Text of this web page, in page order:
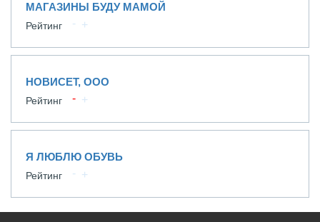
МАГАЗИНЫ БУДУ МАМОЙ
Рейтинг
НОВИСЕТ, ООО
Рейтинг
Я ЛЮБЛЮ ОБУВЬ
Рейтинг